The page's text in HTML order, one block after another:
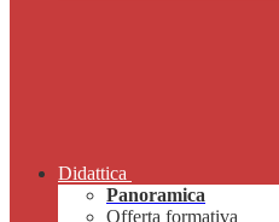
Didattica
Panoramica
Offerta formativa